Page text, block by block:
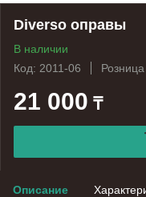
Diverso оправы
В наличии
Код: 2011-06
Розница
21 000 ₸
Описание